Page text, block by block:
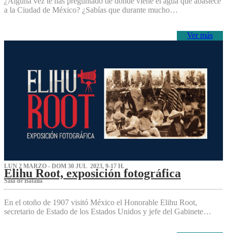
a la Ciudad de México? ¿Sabías que durante mucho…
Ver más
LUN 2 MARZO - DOM 30 JUL 2023, 9-17 H.
Elihu Root, exposición fotográfica
Sala de Batalla
En el otoño de 1907 visitó México el Honorable Elihu Root,
secretario de Estado de los Estados Unidos y jefe del Gabinete…